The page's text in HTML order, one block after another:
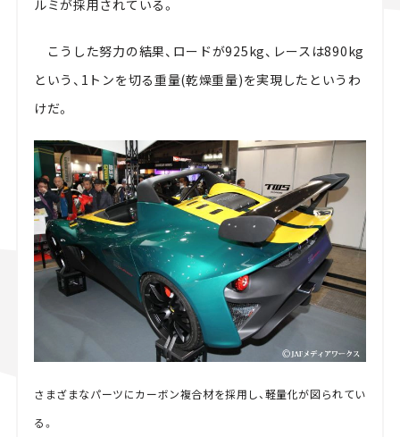
ルミが採用されている。
こうした努力の結果、ロードが925kg、レースは890kg
という、1トンを切る重量(乾燥重量)を実現したというわ
けだ。
さまざまなパーツにカーボン複合材を採用し、軽量化が図られてい
る。